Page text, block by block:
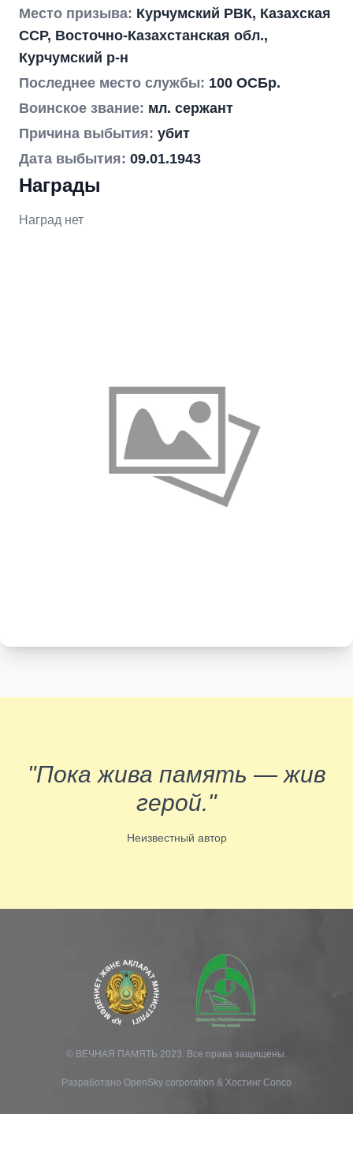
Место призыва: Курчумский РВК, Казахская
ССР, Восточно-Казахстанская обл.,
Курчумский р-н
Последнее место службы: 100 ОСБр.
Воинское звание: мл. сержант
Причина выбытия: убит
Дата выбытия: 09.01.1943
Награды
Наград нет
"Пока жива память — жив
герой."
Неизвестный автор
© ВЕЧНАЯ ПАМЯТЬ 2023. Все права защищены.
Разработано OpenSky corporation & Хостинг Conco